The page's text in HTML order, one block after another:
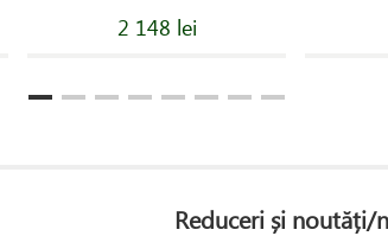
2 148 lei
Reduceri și noutăți/